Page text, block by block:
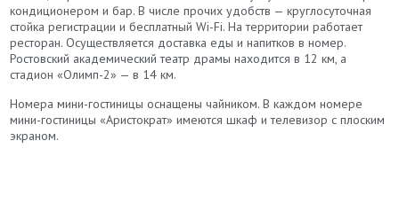
кондиционером и бар. В числе прочих удобств — круглосуточная
стойка регистрации и бесплатный Wi-Fi. На территории работает
ресторан. Осуществляется доставка еды и напитков в номер.
Ростовский академический театр драмы находится в 12 км, а
стадион «Олимп-2» — в 14 км.
Номера мини-гостиницы оснащены чайником. В каждом номере
мини-гостиницы «Аристократ» имеются шкаф и телевизор с плоским
экраном.